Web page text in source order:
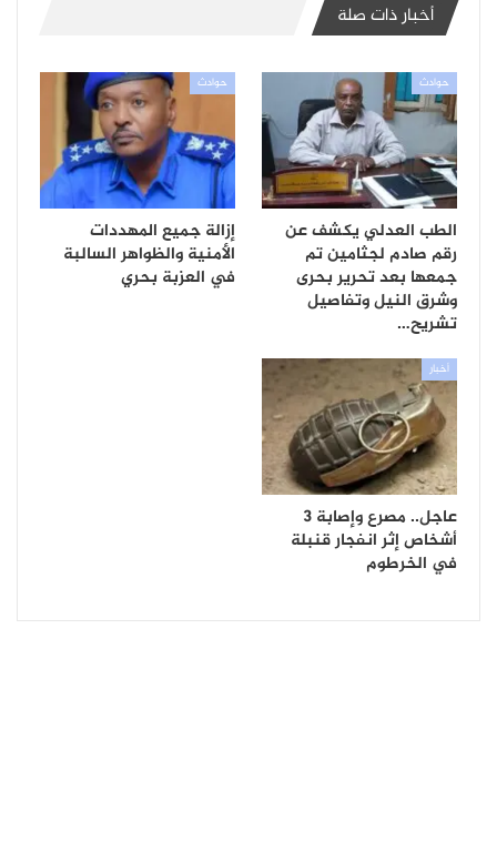
أخبار ذات صلة
حوادث
الطب العدلي يكشف عن
رقم صادم لجثامين تم
جمعها بعد تحرير بحرى
وشرق النيل وتفاصيل
تشريح…
حوادث
إزالة جميع المهددات
الأمنية والظواهر السالبة
في العزبة بحري
أخبار
عاجل.. مصرع وإصابة 3
أشخاص إثر انفجار قنبلة
في الخرطوم